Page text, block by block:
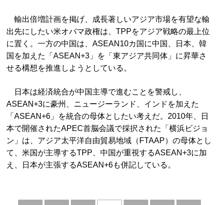
輸出倍増計画を掲げ、成長著しいアジア市場を有望な輸
出先にしたい米オバマ政権は、TPPをアジア戦略の最上位
に置く。一方の中国は、ASEAN10カ国に中国、日本、韓
国を加えた「ASEAN+3」を「東アジア共同体」に昇華さ
せる構想を推進しようとしている。
日本は経済統合が中国主導で進むことを警戒し、
ASEAN+3に豪州、ニュージーランド、インドを加えた
「ASEAN+6」を統合の母体としたい考えだ。2010年、日
本で開催されたAPEC首脳会議で採択された「横浜ビジョ
ン」は、アジア太平洋自由貿易地域（FTAAP）の母体とし
て、米国が主導するTPP、中国が重視するASEAN+3に加
え、日本が主張するASEAN+6も併記している。